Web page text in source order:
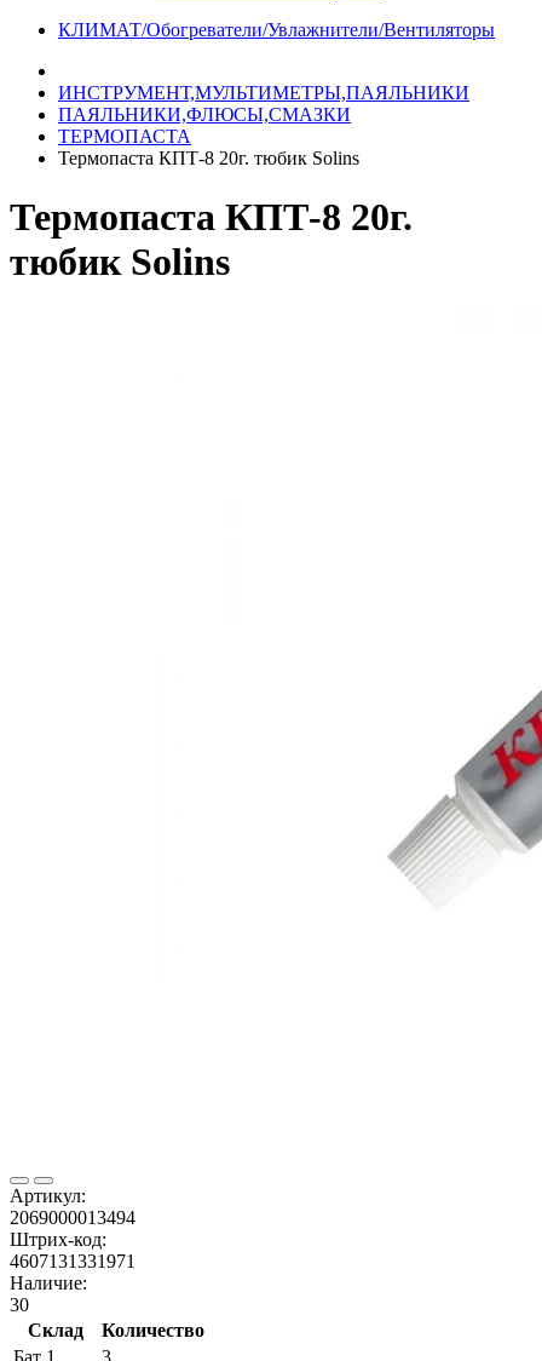
КЛИМАТ/Обогреватели/Увлажнители/Вентиляторы
ИНСТРУМЕНТ,МУЛЬТИМЕТРЫ,ПАЯЛЬНИКИ
ПАЯЛЬНИКИ,ФЛЮСЫ,СМАЗКИ
ТЕРМОПАСТА
Термопаста КПТ-8 20г. тюбик Solins
Термопаста КПТ-8 20г.
тюбик Solins
Артикул:
2069000013494
Штрих-код:
4607131331971
Наличие:
30
Склад
Количество
Бат 1
3